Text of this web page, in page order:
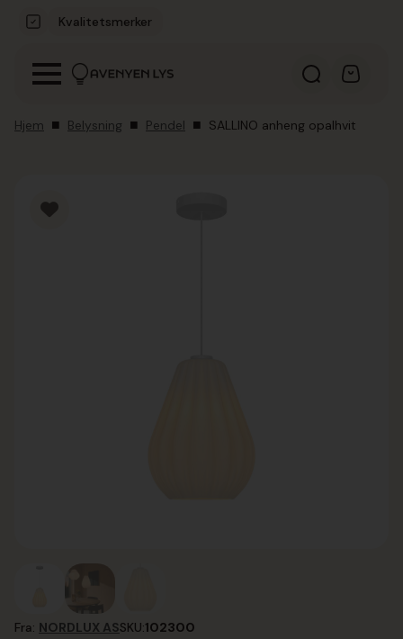
Kvalitetsmerker
Hjem Belysning Pendel SALLINO anheng opalhvit
Fra: NORDLUX ASSKU:102300